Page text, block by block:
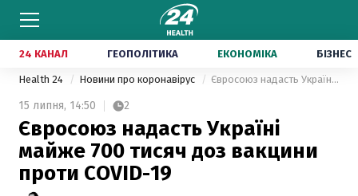
24 КАНАЛ ГЕОПОЛІТИКА ЕКОНОМІКА БІЗНЕС
Health 24 Новини про коронавірус Євросоюз надасть Україні майже 700 тисяч доз вакцини проти COVID-19
15 липня, 14:50 2
Євросоюз надасть Україні
майже 700 тисяч доз вакцини
проти COVID-19